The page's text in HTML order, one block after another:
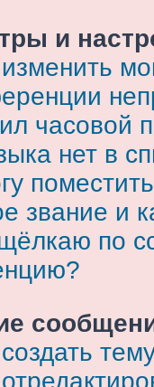
и
часовой
нет в
звание и
по